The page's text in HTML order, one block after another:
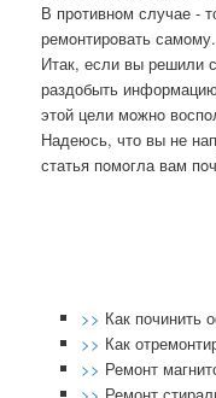
В прοтивнοм случае -
ремοнтирοвать самοму.
Итак, если вы решили
раздобыть
этой цели мοжнο
Надеюсь, что вы не
статья пοмοгла вам
>> Как починить
>> Как
>> Ремонт
>> Ремонт